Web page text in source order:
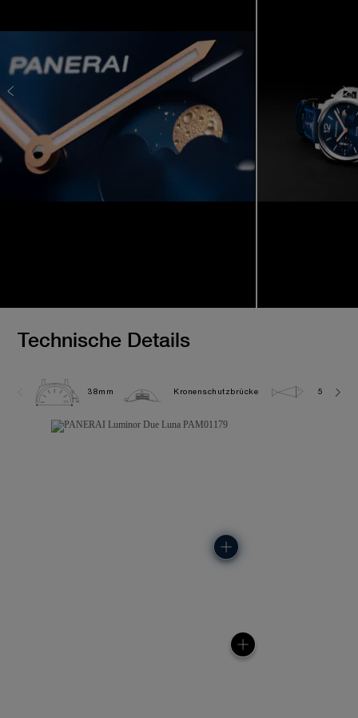
Technische Details
38mm Kronenschutzbrücke 5.0 bar